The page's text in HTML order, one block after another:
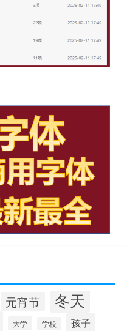
元宵节 冬天
大学 学校 孩子